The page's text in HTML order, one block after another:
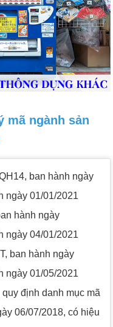
mã ngành sản
ban hành ngày
ngày 01/01/2021
hành ngày
ngày 04/01/2021
ban hành ngày
ngày 01/05/2021
định danh mục mã
06/07/2018, có hiệu